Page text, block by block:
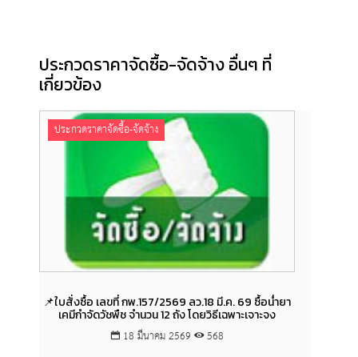
ประกวดราคาจัดซื้อ-จัดจ้าง อื่นๆ ที่
เกี่ยวข้อง
ประกวดราคาจัดซื้อ-จัดจ้าง
📌ใบสั่งซื้อ เลขที่ กพ.157/2569 ลว.18 มี.ค. 69 ซื้อน่ำยา
เคมีกำจัดวัชพืช จำนวน 12 ถัง โดยวิธีเฉพาะเจาะจง
18 มีนาคม 2569 568